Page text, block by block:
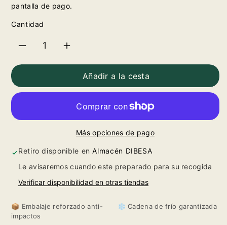
pantalla de pago.
Cantidad
Figuero
Viejas
2021
cantidad
para
Figuero
Viñas
Viejas
2021
Añadir a la cesta
Más opciones de pago
Retiro disponible enAlmacén DIBESA
Le avisaremos cuando este preparado para su recogida
Verificar disponibilidad en otras tiendas
📦 Embalaje reforzado anti-
impactos
❄️ Cadena de frío garantizada